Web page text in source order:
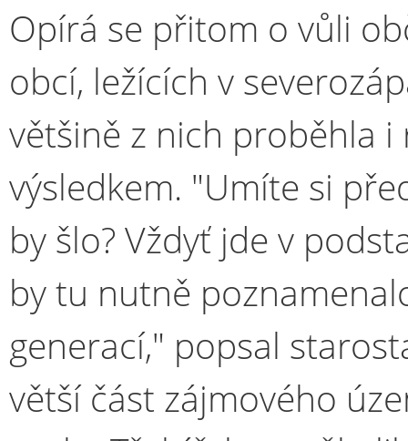
Opírá se přitom o vůli
obcí, ležících v
většině z nich proběhla
výsledkem. "Umíte si
by šlo? Vždyť jde v
by tu nutně
generací," popsal
větší část zájmového